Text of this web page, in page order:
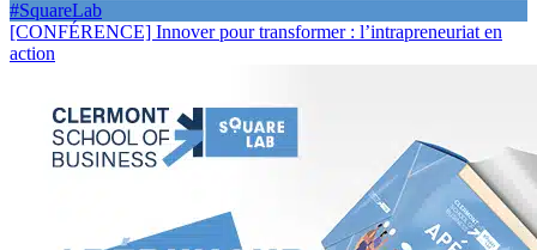
#SquareLab
[CONFÉRENCE] Innover pour transformer : l’intrapreneuriat en
action